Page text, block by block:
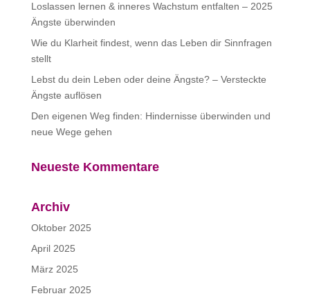
Loslassen lernen & inneres Wachstum entfalten – 2025
Ängste überwinden
Wie du Klarheit findest, wenn das Leben dir Sinnfragen
stellt
Lebst du dein Leben oder deine Ängste? – Versteckte
Ängste auflösen
Den eigenen Weg finden: Hindernisse überwinden und
neue Wege gehen
Neueste Kommentare
Archiv
Oktober 2025
April 2025
März 2025
Februar 2025